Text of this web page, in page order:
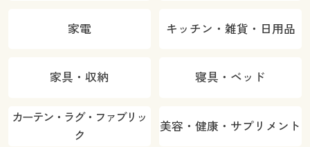
家電 キッチン・雑貨・日用品
家具・収納 寝具・ベッド
カーテン・ラグ・ファブリッ
ク
美容・健康・サプリメント